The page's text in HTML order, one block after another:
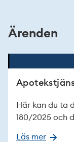
Ärenden
Här kan du ta
180/2025 och
Läs mer